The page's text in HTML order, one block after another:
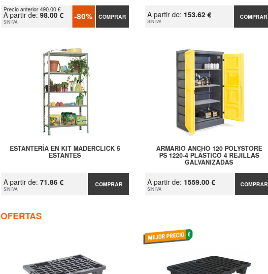
Precio anterior 490.00 €
A partir de: 98.00 €
SIN IVA -80% COMPRAR A partir de: 153.62 €
SIN IVA
COMPRAR
ESTANTERÍA EN KIT MADERCLICK 5
ESTANTES
A partir de: 71.86 €
SIN IVA
COMPRAR
ARMARIO ANCHO 120 POLYSTORE
PS 1220-4 PLÁSTICO 4 REJILLAS
GALVANIZADAS
A partir de: 1559.00 €
SIN IVA
COMPRAR
OFERTAS